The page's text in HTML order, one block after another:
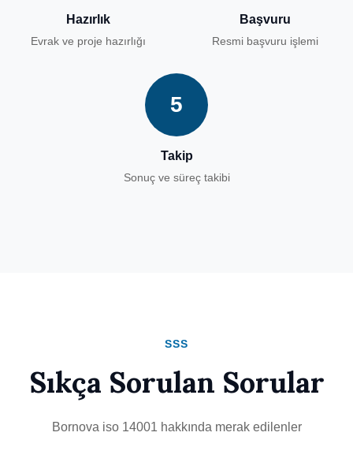
Hazırlık
Evrak ve proje hazırlığı
Başvuru
Resmi başvuru işlemi
5
Takip
Sonuç ve süreç takibi
SSS
Sıkça Sorulan Sorular
Bornova iso 14001 hakkında merak edilenler